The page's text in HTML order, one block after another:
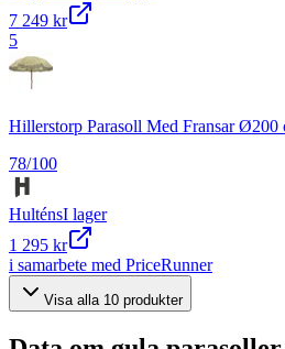
7 249 kr
5
Hillerstorp Parasoll Med Fransar Ø200
78/100
HulténsI lager
1 295 kr
i samarbete med PriceRunner
Visa alla 10 produkter